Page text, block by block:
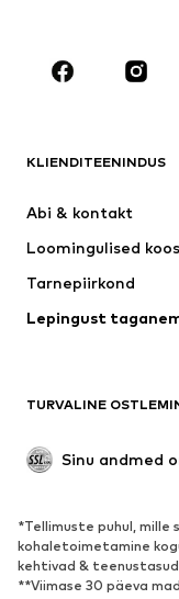
Aksessuaarid
Uus
Pesu
Mantlid
Sündmused
JALANÕUD
Uus
KLIENDITEENINDUS
Abi & kontakt
Loomingulised
Tarnepiirkond
Lepingust
TURVALINE
Sinu andmed
*Tellimuste puhul, mille
kohaletoimetamine
kehtivad &
**Viimase 30 päeva